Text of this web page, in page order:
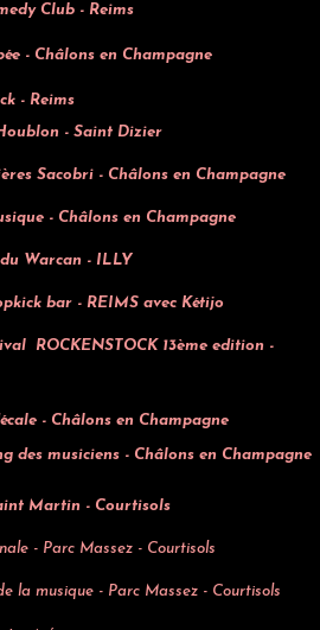
Club - Reims
- Châlons en Champagne
- Reims
- Saint Dizier
Sacobri - Châlons en Champagne
- Châlons en Champagne
Warcan - ILLY
bar - REIMS avec Kétijo
ROCKENSTOCK 13ème edition -
- Châlons en Champagne
des musiciens - Châlons en Champagne
Martin - Courtisols
- Parc Massez - Courtisols
la musique - Parc Massez - Courtisols